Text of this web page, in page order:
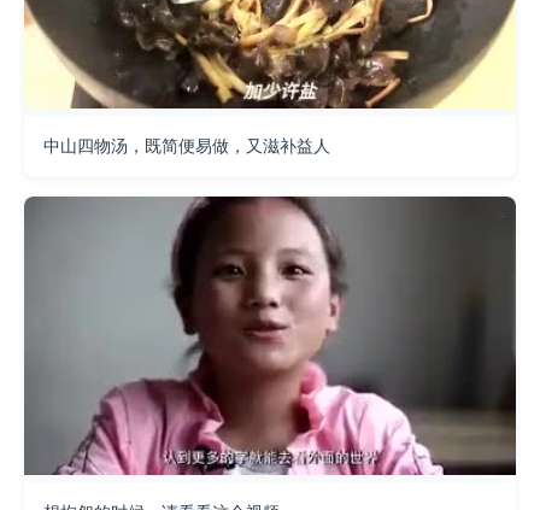
中山四物汤，既简便易做，又滋补益人